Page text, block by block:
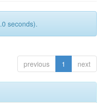
seconds).
previous 1 next